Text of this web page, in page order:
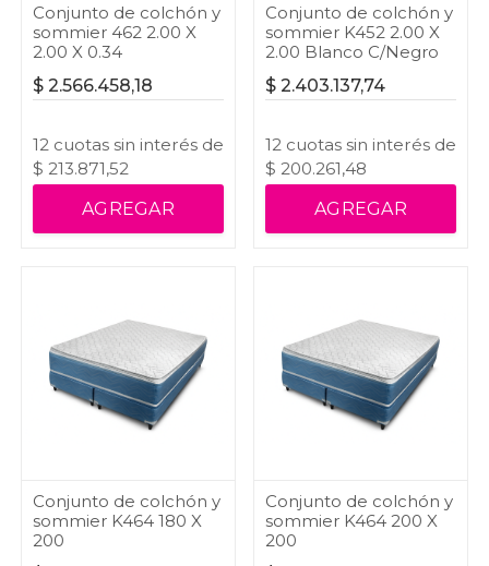
Conjunto de colchón y
sommier 462 2.00 X
2.00 X 0.34
$ 2.566.458,18
12 cuotas sin interés de
$ 213.871,52
AGREGAR
Conjunto de colchón y
sommier K452 2.00 X
2.00 Blanco C/Negro
$ 2.403.137,74
12 cuotas sin interés de
$ 200.261,48
AGREGAR
Conjunto de colchón y
sommier K464 180 X
200
Conjunto de colchón y
sommier K464 200 X
200